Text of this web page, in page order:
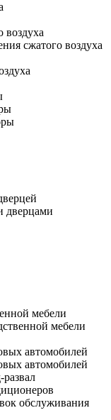
воздуха
сжатого воздуха
дверцами
мебели
мебели
автомобилей
автомобилей
обслуживания